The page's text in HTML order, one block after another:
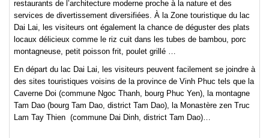
restaurants de l’architecture moderne proche à la nature et des
services de divertissement diversifiées. À la Zone touristique du lac
Dai Lai, les visiteurs ont également la chance de déguster des plats
locaux délicieux comme le riz cuit dans les tubes de bambou, porc
montagneuse, petit poisson frit, poulet grillé …
En départ du lac Dai Lai, les visiteurs peuvent facilement se joindre à
des sites touristiques voisins de la province de Vinh Phuc tels que la
Caverne Doi (commune Ngoc Thanh, bourg Phuc Yen), la montagne
Tam Dao (bourg Tam Dao, district Tam Dao), la Monastère zen Truc
Lam Tay Thien (commune Dai Dinh, district Tam Dao)…